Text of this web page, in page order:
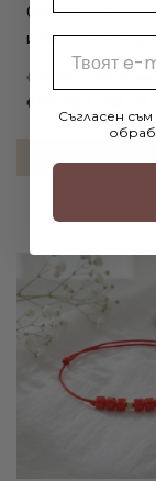
Сребърен
и Медальон
€75.90 / 148.45лв.
€69.90 /
Съгласен